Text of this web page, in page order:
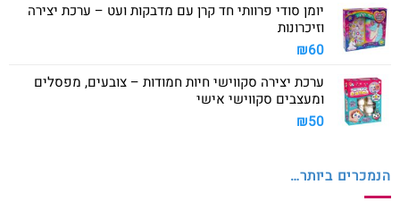
יומן סודי פרוותי חד קרן עם מדבקות ועט – ערכת יצירה
וזיכרונות
₪60
ערכת יצירה סקווישי חיות חמודות – צובעים, מפסלים
ומעצבים סקווישי אישי
₪50
הנמכרים ביותר…